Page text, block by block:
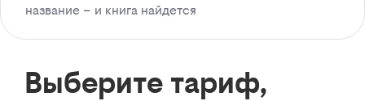
название – и книга найдется
Выберите тариф,